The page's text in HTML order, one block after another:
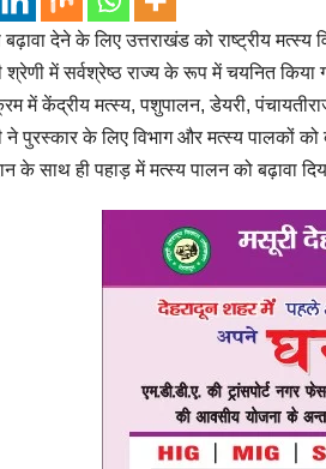
देने के लिए उत्तराखंड को राष्ट्रीय
श्रेणी में सर्वश्रेष्ठ राज्य के रूप में चयनित
में केंद्रीय मत्स्य, पशुपालन, डेयरी,
ने पुरस्कार के लिए विभाग और मत्स्य पालकों
के साथ ही पहाड़ में मत्स्य पालन को बढ़ावा